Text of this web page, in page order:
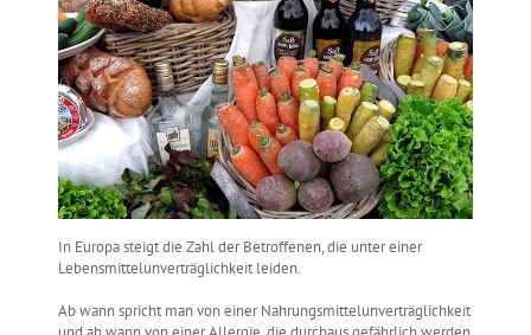
In Europa steigt die Zahl der Betroffenen, die unter einer
Lebensmittelunverträglichkeit leiden.
Ab wann spricht man von einer Nahrungsmittelunverträglichkeit